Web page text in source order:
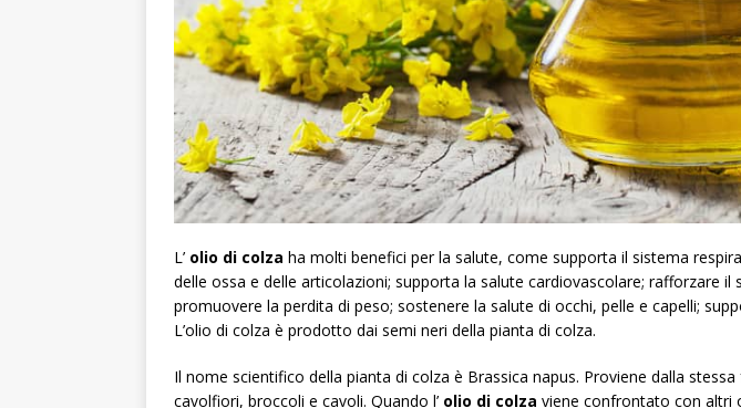
L’ olio di colza ha molti benefici per la salute, come supporta il sistema
delle ossa e delle articolazioni; supporta la salute cardiovascolare; rafforzare il
promuovere la perdita di peso; sostenere la salute di occhi, pelle e capelli;
L’olio di colza è prodotto dai semi neri della pianta di colza.
Il nome scientifico della pianta di colza è Brassica napus. Proviene dalla
cavolfiori, broccoli e cavoli. Quando l’ olio di colza viene confrontato con altri